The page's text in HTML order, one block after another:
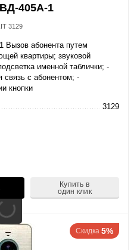
405А-1
3129
Вызов абонента путем
квартиры; звуковой
именной таблички; -
связь с абонентом; -
кнопки
3129
Купить в
один клик
Скидка 5%